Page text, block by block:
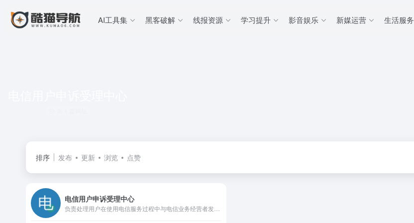
AI工具集 黑客破解 线报资源 学习提升 影音娱乐 新媒运营 生活服务
排序 发布 更新 浏览 点赞
电信用户申诉受理中心